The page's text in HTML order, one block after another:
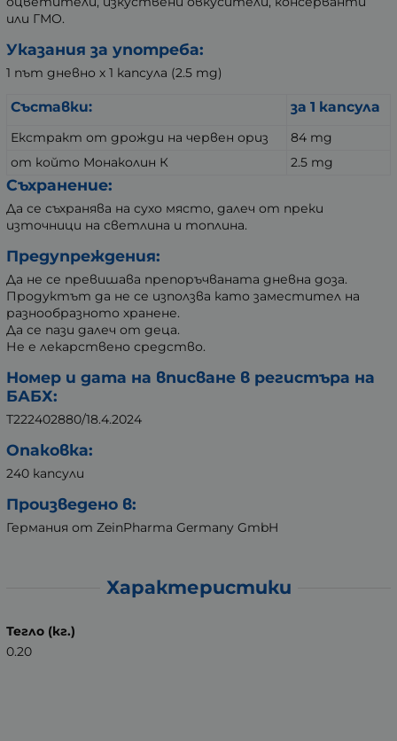
или ГМО.
Указания за употреба:
1 път дневно х 1 капсула (2.5 mg)
Съставки: за 1 капсула
Екстракт от дрожди на червен ориз
84 mg
от който Монаколин К
2.5 mg
Съхранение:
Да се съхранява на сухо място, далеч от преки
източници на светлина и топлина.
Предупреждения:
Да не се превишава препоръчваната дневна доза.
Продуктът да не се използва като заместител на
разнообразното хранене.
Да се пази далеч от деца.
Не е лекарствено средство.
Номер и дата на вписване в регистъра на
БАБХ:
Т222402880/18.4.2024
Опаковка:
240 капсули
Произведено в:
Германия от ZeinPharma Germany GmbH
Характеристики
Тегло (кг.)
0.20